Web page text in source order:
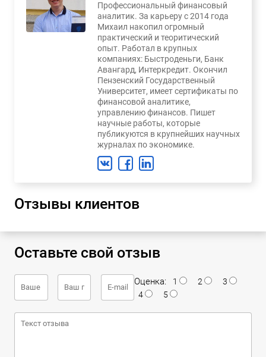
Профессиональный финансовый
аналитик. За карьеру с 2014 года
Михаил накопил огромный
практический и теоритический
опыт. Работал в крупных
компаниях: Быстроденьги, Банк
Авангард, Интеркредит. Окончил
Пензенский Государственный
Университет, имеет сертификаты по
финансовой аналитике,
управлению финансов. Пишет
научные работы, которые
публикуются в крупнейших научных
журналах по экономике.
Отзывы клиентов
Оставьте свой отзыв
Оценка: 1 2
3
4
5